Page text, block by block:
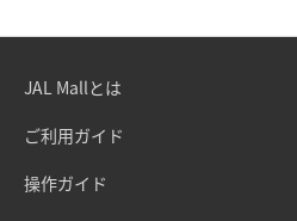
JAL Mallとは
ご利用ガイド
操作ガイド